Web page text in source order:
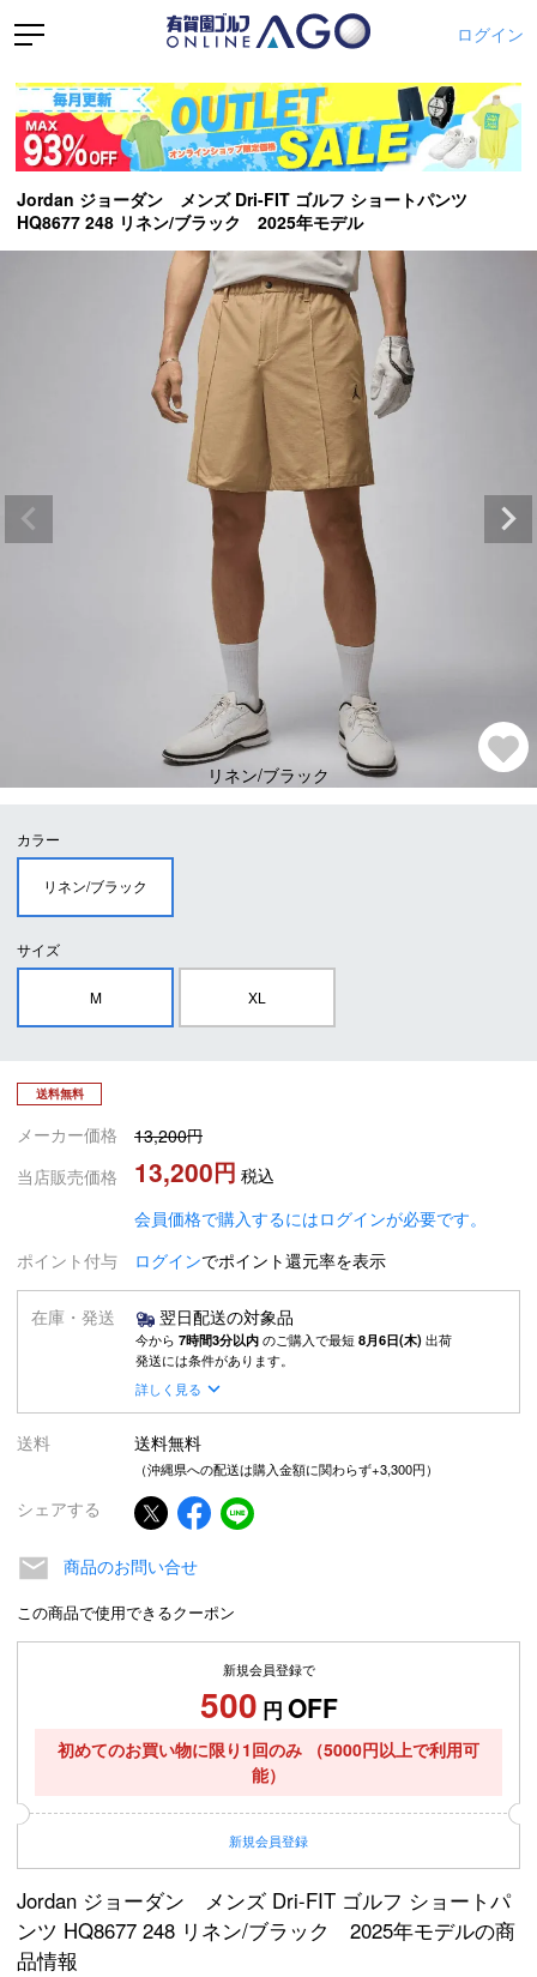
ログイン
Jordan ジョーダン メンズ Dri-FIT ゴルフ ショートパンツ
HQ8677 248 リネン/ブラック 2025年モデル
リネン/ブラック
カラー
リネン/ブラック
サイズ
M XL
送料無料
メーカー価格
13,200
当店販売価格
13,200
税込
会員価格で購入するにはログインが必要です。
ポイント付与
ログインでポイント還元率を表示
在庫・発送 翌日配送の対象品
今から 7時間3分以内のご購入で最短8月6日(木)出荷
発送には条件があります。
詳しく見る
送料 送料無料
（沖縄県への配送は購入金額に関わらず+3,300円）
シェアする
商品のお問い合せ
この商品で使用できるクーポン
新規会員登録で
500 円 OFF
初めてのお買い物に限り1回のみ
（5000円以上で利用可
能）
新規会員登録
Jordan ジョーダン メンズ Dri-FIT ゴルフ ショートパ
ンツ HQ8677 248 リネン/ブラック 2025年モデルの商
品情報